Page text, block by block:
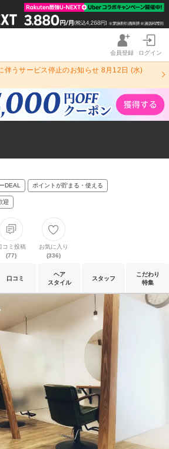
会員登録 ログイン
伴うサービス停止のお知らせ 8月12日 (水)
DEAL ポイントが貯まる・使える
迎
コミ投稿
(77)
お気に入り
(336)
口コミ
ヘア
スタイル
スタッフ
こだわり
特集